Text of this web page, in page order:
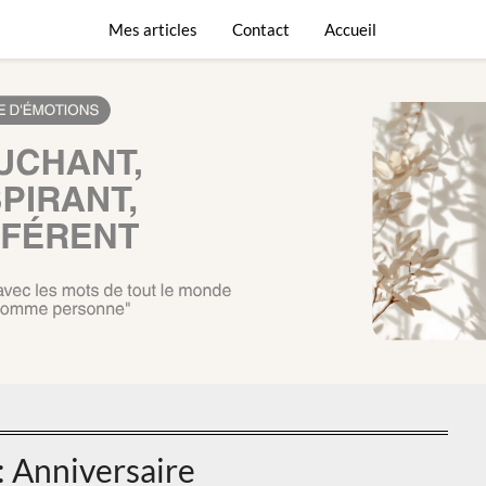
L’écriture est un
Mes articles Contact Accueil
Anniversaire